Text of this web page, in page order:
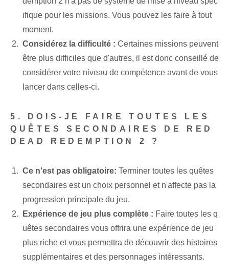
ifique pour les missions. Vous pouvez les faire à tout
moment.
Considérez la difficulté : Certaines missions peuvent
être plus difficiles que d'autres, il est donc conseillé de
considérer votre niveau de compétence avant de vous
lancer dans celles-ci.
5. DOIS-JE FAIRE TOUTES LES
QUÊTES SECONDAIRES DE RED
DEAD REDEMPTION 2 ?
Ce n'est pas obligatoire: Terminer toutes les quêtes
secondaires est un choix personnel et n'affecte pas la
progression principale du jeu.
Expérience de jeu plus complète : Faire toutes les q
uêtes secondaires vous offrira une expérience de jeu
plus riche et vous permettra de découvrir des histoires
supplémentaires et des personnages intéressants.